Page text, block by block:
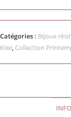
Catégories : Bijoux
Kiwi, Collection